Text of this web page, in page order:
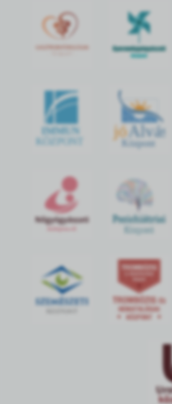
IMMUN
KÖZPONT
jó Alvás
Központ